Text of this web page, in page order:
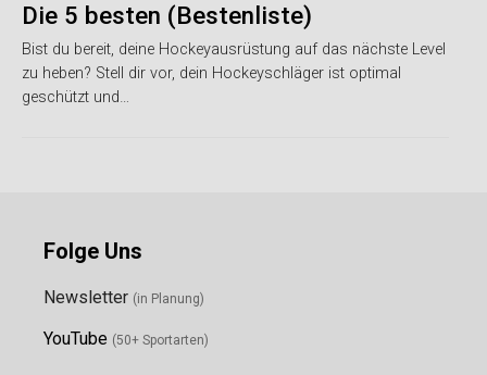
Die 5 besten (Bestenliste)
Bist du bereit, deine Hockeyausrüstung auf das nächste Level
zu heben? Stell dir vor, dein Hockeyschläger ist optimal
geschützt und…
Folge Uns
Newsletter (in Planung)
YouTube (50+ Sportarten)